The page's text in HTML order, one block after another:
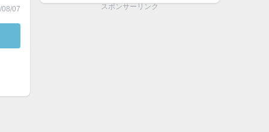
08/07 スポンサーリンク